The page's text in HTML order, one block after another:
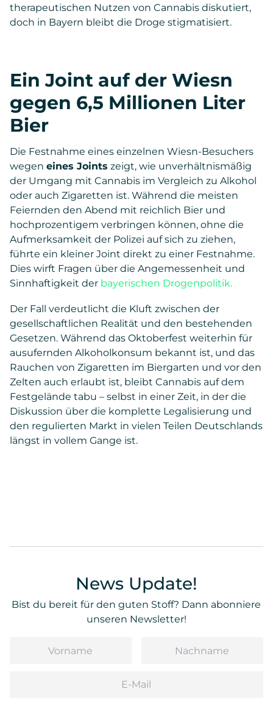
therapeutischen Nutzen von Cannabis diskutiert,
doch in Bayern bleibt die Droge stigmatisiert.
Ein Joint auf der Wiesn
gegen 6,5 Millionen Liter
Bier
Die Festnahme eines einzelnen Wiesn-Besuchers
wegen eines Joints zeigt, wie unverhältnismäßig
der Umgang mit Cannabis im Vergleich zu Alkohol
oder auch Zigaretten ist. Während die meisten
Feiernden den Abend mit reichlich Bier und
hochprozentigem verbringen können, ohne die
Aufmerksamkeit der Polizei auf sich zu ziehen,
führte ein kleiner Joint direkt zu einer Festnahme.
Dies wirft Fragen über die Angemessenheit und
Sinnhaftigkeit der bayerischen Drogenpolitik.
Der Fall verdeutlicht die Kluft zwischen der
gesellschaftlichen Realität und den bestehenden
Gesetzen. Während das Oktoberfest weiterhin für
ausufernden Alkoholkonsum bekannt ist, und das
Rauchen von Zigaretten im Biergarten und vor den
Zelten auch erlaubt ist, bleibt Cannabis auf dem
Festgelände tabu – selbst in einer Zeit, in der die
Diskussion über die komplette Legalisierung und
den regulierten Markt in vielen Teilen Deutschlands
längst in vollem Gange ist.
News Update!
Bist du bereit für den guten Stoff? Dann abonniere
unseren Newsletter!